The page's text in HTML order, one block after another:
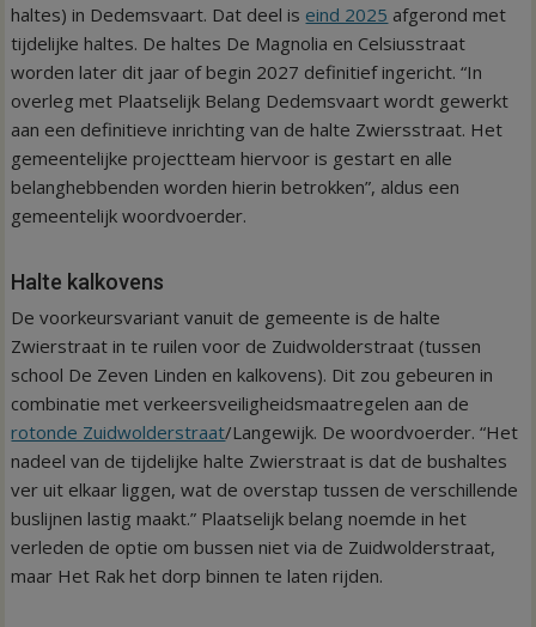
haltes) in Dedemsvaart. Dat deel is eind 2025 afgerond met
tijdelijke haltes. De haltes De Magnolia en Celsiusstraat
worden later dit jaar of begin 2027 definitief ingericht. “In
overleg met Plaatselijk Belang Dedemsvaart wordt gewerkt
aan een definitieve inrichting van de halte Zwiersstraat. Het
gemeentelijke projectteam hiervoor is gestart en alle
belanghebbenden worden hierin betrokken”, aldus een
gemeentelijk woordvoerder.
Halte kalkovens
De voorkeursvariant vanuit de gemeente is de halte
Zwierstraat in te ruilen voor de Zuidwolderstraat (tussen
school De Zeven Linden en kalkovens). Dit zou gebeuren in
combinatie met verkeersveiligheidsmaatregelen aan de
rotonde Zuidwolderstraat/Langewijk. De woordvoerder. “Het
nadeel van de tijdelijke halte Zwierstraat is dat de bushaltes
ver uit elkaar liggen, wat de overstap tussen de verschillende
buslijnen lastig maakt.” Plaatselijk belang noemde in het
verleden de optie om bussen niet via de Zuidwolderstraat,
maar Het Rak het dorp binnen te laten rijden.